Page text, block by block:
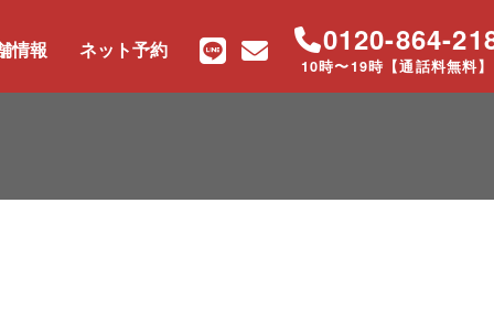
情報 ネット予約 0120-864-
10時〜19時【通話料無料】